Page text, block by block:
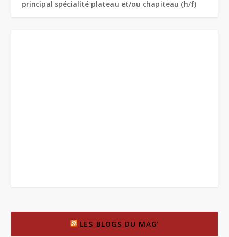
principal spécialité plateau et/ou chapiteau (h/f)
LES BLOGS DU MAG’